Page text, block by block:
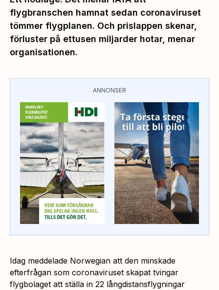
flygbranschen hamnat sedan coronaviruset
tömmer flygplanen. Och prislappen skenar,
förluster på ettusen miljarder hotar, menar
organisationen.
ANNONSER
Idag meddelade Norwegian att den minskade
efterfrågan som coronaviruset skapat tvingar
flygbolaget att ställa in 22 långdistansflygningar